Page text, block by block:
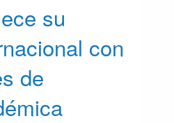
su
con
de